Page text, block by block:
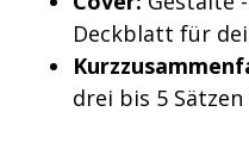
Deckblatt für
drei bis 5